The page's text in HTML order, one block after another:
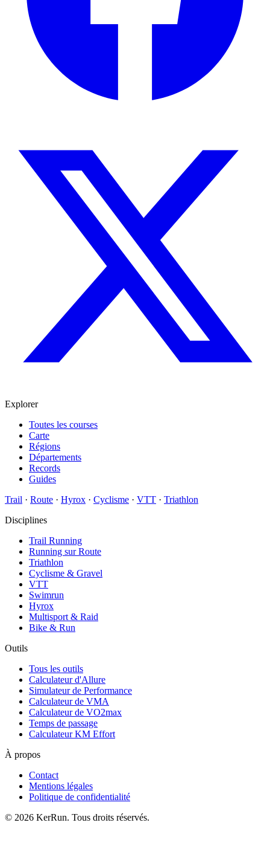
Explorer
Toutes les courses
Carte
Régions
Départements
Records
Guides
Trail · Route · Hyrox · Cyclisme · VTT · Triathlon
Disciplines
Trail Running
Running sur Route
Triathlon
Cyclisme & Gravel
VTT
Swimrun
Hyrox
Multisport & Raid
Bike & Run
Outils
Tous les outils
Calculateur d'Allure
Simulateur de Performance
Calculateur de VMA
Calculateur de VO2max
Temps de passage
Calculateur KM Effort
À propos
Contact
Mentions légales
Politique de confidentialité
© 2026 KerRun. Tous droits réservés.